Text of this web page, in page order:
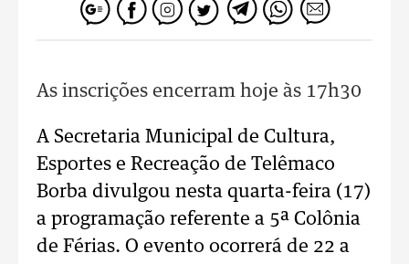
As inscrições encerram hoje às 17h30
A Secretaria Municipal de Cultura,
Esportes e Recreação de Telêmaco
Borba divulgou nesta quarta-feira (17)
a programação referente a 5ª Colônia
de Férias. O evento ocorrerá de 22 a